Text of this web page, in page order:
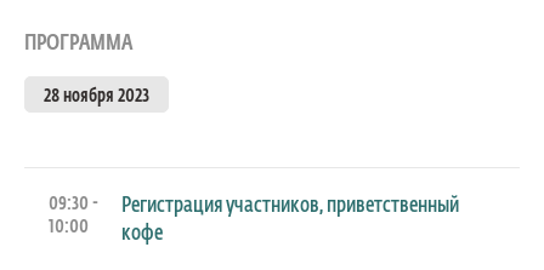
ПРОГРАММА
28 ноября 2023
09:30 -
10:00
Регистрация участников, приветственный
кофе